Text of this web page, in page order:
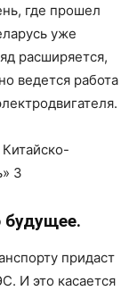
где прошел
уже
расширяется,
ведется работа
будущее.
придаст
И это касается